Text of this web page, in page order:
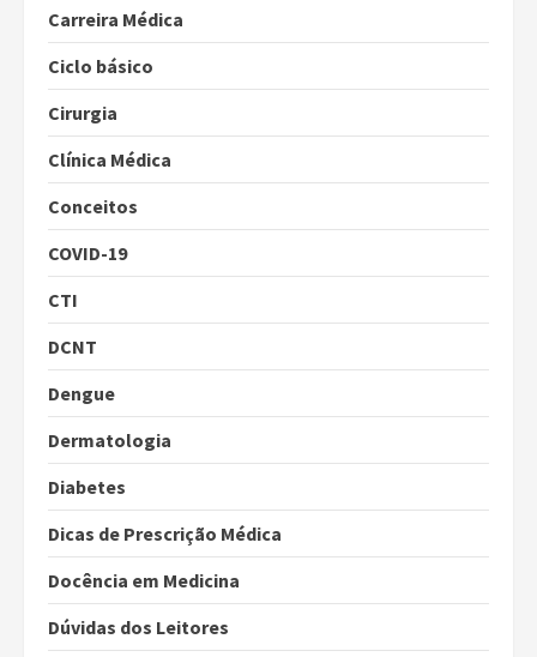
Carreira Médica
Ciclo básico
Cirurgia
Clínica Médica
Conceitos
COVID-19
CTI
DCNT
Dengue
Dermatologia
Diabetes
Dicas de Prescrição Médica
Docência em Medicina
Dúvidas dos Leitores